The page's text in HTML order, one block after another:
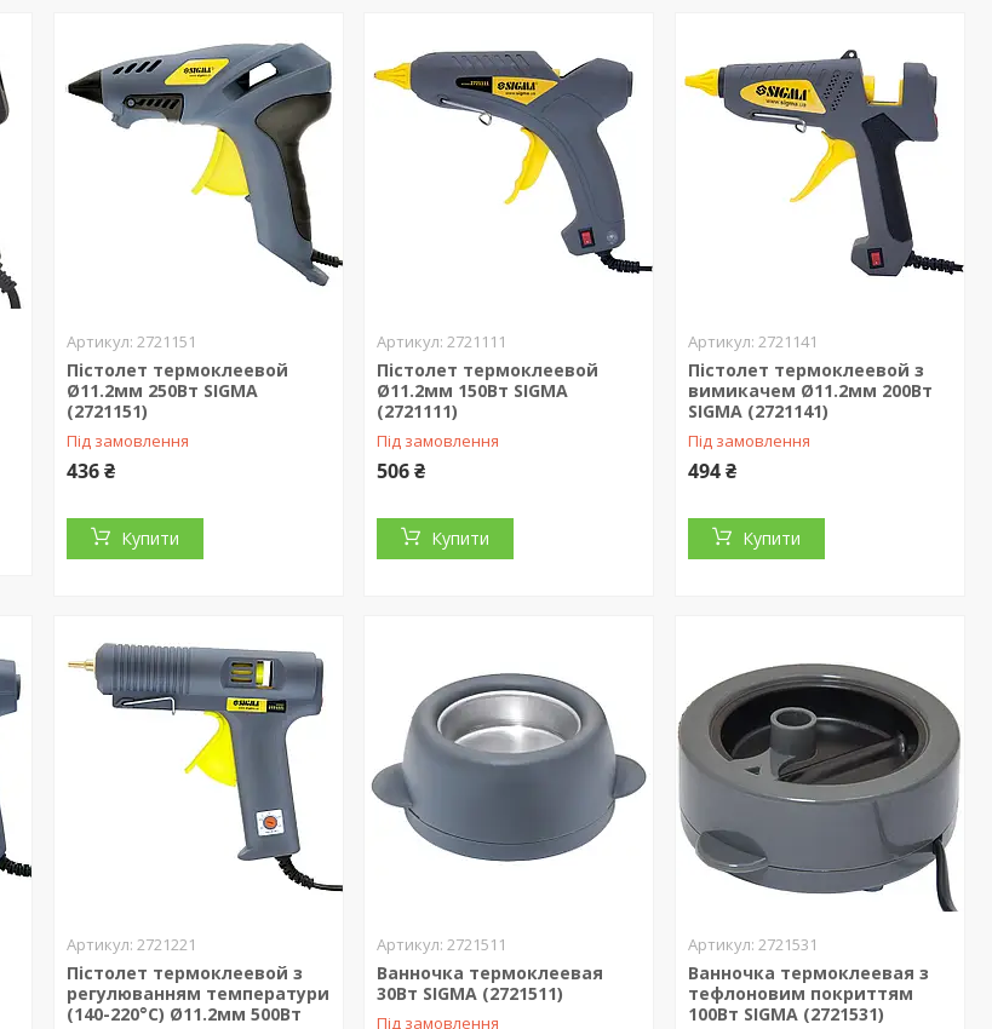
2721151
Пістолет термоклеевой
Ø11.2мм 250Вт SIGMA
(2721151)
Під замовлення
436 ₴
Купити
2721111
Пістолет термоклеевой
Ø11.2мм 150Вт SIGMA
(2721111)
Під замовлення
506 ₴
Купити
2721141
Пістолет термоклеевой з
вимикачем Ø11.2мм 200Вт
SIGMA (2721141)
Під замовлення
494 ₴
Купити
2721221
Пістолет термоклеевой з
регулюванням температури
(140-220°C) Ø11.2мм 500Вт
2721511
Ванночка термоклеевая
30Вт SIGMA (2721511)
Під замовлення
2721531
Ванночка термоклеевая з
тефлоновим покриттям
100Вт SIGMA (2721531)